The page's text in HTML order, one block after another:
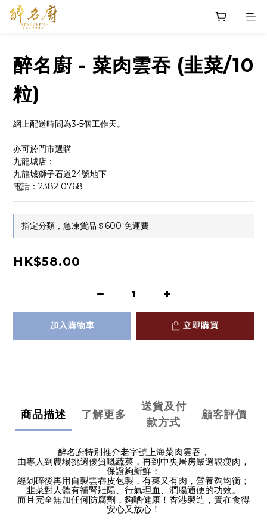
醉名廚 - 菜肉雲吞 (韭菜/10
粒)
網上配送時間為3-5個工作天。
亦可於門市選購
九龍城店：
九龍城獅子石道24號地下
電話：2382 0768
指定分類，急凍貨品＄600 免運費
HK$58.00
加入購物車 立即購買
商品描述 了解更多
送貨及付
款方式
顧客評價
醉名廚特別推介老字號上海菜肉雲吞，
由專人到農場挑選優質嘅蔬菜，再到中央屠房嚴選靚瘦肉，
保證夠新鮮；
經剁碎後再用自製雲吞皮包製，有菜又有肉，營養夠均衡；
韭菜對人體有補腎壯陽 、行氣理血、潤腸通便的功效。
而且完全無加任何防腐劑，夠哂健康！香港製造，實在食得
安心又放心！